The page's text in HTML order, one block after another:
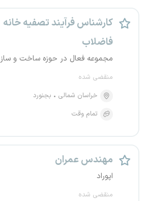
کارشناس فرآیند تصفیه خانه
فاضلاب
مجموعه فعال در حوزه ساخت و ساز
منقضی شده
خراسان شمالی
بجنورد
تمام وقت
مهندس عمران
اپوراد
منقضی شده